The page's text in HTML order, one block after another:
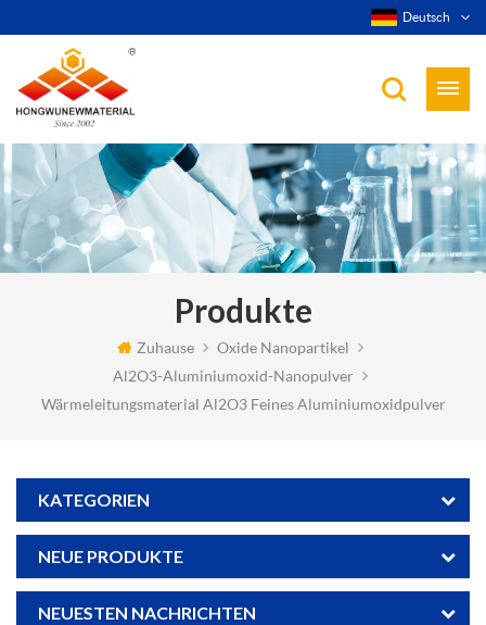
Deutsch
Produkte
Zuhause
Oxide Nanopartikel
Al2O3-Aluminiumoxid-Nanopulver
Wärmeleitungsmaterial Al2O3 Feines Aluminiumoxidpulver
KATEGORIEN
NEUE PRODUKTE
NEUESTEN NACHRICHTEN